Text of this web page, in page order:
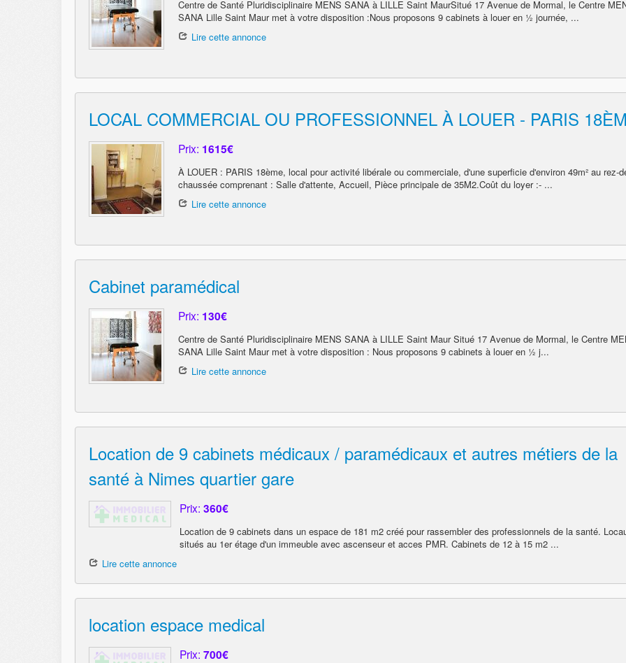
Centre de Santé Pluridisciplinaire MENS SANA à LILLE Saint MaurSitué 17 Avenue de Mormal, le Centre
SANA Lille Saint Maur met à votre disposition :Nous proposons 9 cabinets à louer en ½ journée, ...
Lire cette annonce
LOCAL COMMERCIAL OU PROFESSIONNEL À LOUER - PARIS
Prix: 1615€
À LOUER : PARIS 18ème, local pour activité libérale ou commerciale, d'une superficie d'environ 49m² au rez-
chaussée comprenant : Salle d'attente, Accueil, Pièce principale de 35M2.Coût du loyer :- ...
Lire cette annonce
Cabinet paramédical
Prix: 130€
Centre de Santé Pluridisciplinaire MENS SANA à LILLE Saint Maur Situé 17 Avenue de Mormal, le Centre
SANA Lille Saint Maur met à votre disposition : Nous proposons 9 cabinets à louer en ½ j...
Lire cette annonce
Location de 9 cabinets médicaux / paramédicaux et autres métiers de la
santé à Nimes quartier gare
Prix: 360€
Location de 9 cabinets dans un espace de 181 m2 créé pour rassembler des professionnels de la santé.
situés au 1er étage d'un immeuble avec ascenseur et acces PMR. Cabinets de 12 à 15 m2 ...
Lire cette annonce
location espace medical
Prix: 700€